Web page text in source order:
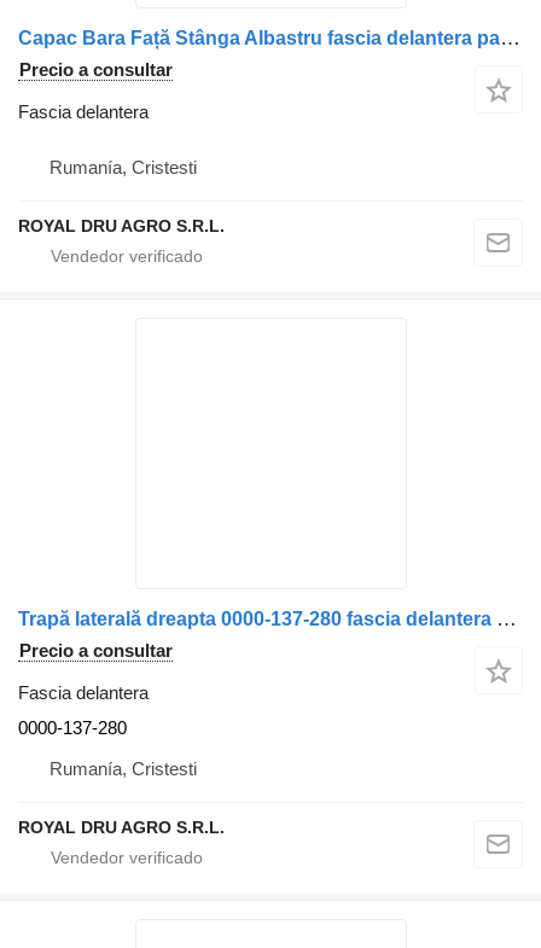
Capac Bara Față Stânga Albastru fascia delantera para Solaris camión
Precio a consultar
Fascia delantera
Rumanía, Cristesti
ROYAL DRU AGRO S.R.L.
Trapă laterală dreapta 0000-137-280 fascia delantera para Solaris autobús
Precio a consultar
Fascia delantera
0000-137-280
Rumanía, Cristesti
ROYAL DRU AGRO S.R.L.